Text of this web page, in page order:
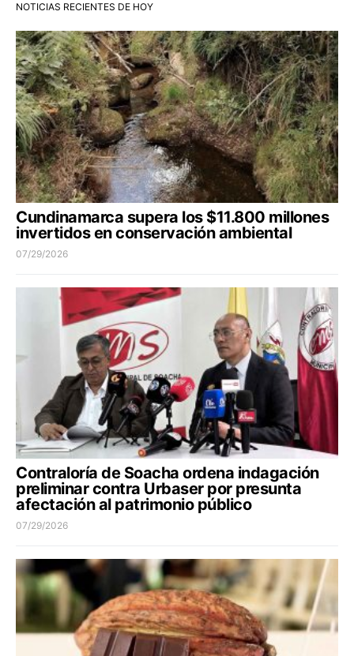
NOTICIAS RECIENTES DE HOY
Cundinamarca supera los $11.800 millones
invertidos en conservación ambiental
07/29/2026
Contraloría de Soacha ordena indagación
preliminar contra Urbaser por presunta
afectación al patrimonio público
07/29/2026